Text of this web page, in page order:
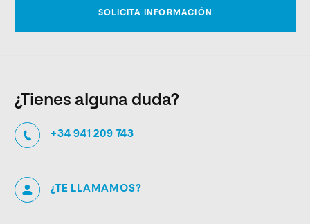
¿Tienes alguna duda?
+34 941 209 743
¿TE LLAMAMOS?